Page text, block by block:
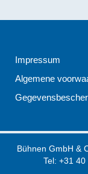
Impressum
Algemene
Bühnen GmbH &
Tel: +31 40